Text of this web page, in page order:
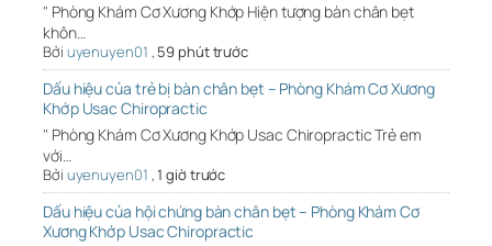
" Phòng Khám Cơ Xương Khớp Hiện tượng bàn chân bẹt
khôn…
Bởi uyenuyen01 , 59 phút trước
Dấu hiệu của trẻ bị bàn chân bẹt – Phòng Khám Cơ Xương
Khớp Usac Chiropractic
" Phòng Khám Cơ Xương Khớp Usac Chiropractic Trẻ em
với…
Bởi uyenuyen01 ,1 giờ trước
Dấu hiệu của hội chứng bàn chân bẹt – Phòng Khám Cơ
Xương Khớp Usac Chiropractic